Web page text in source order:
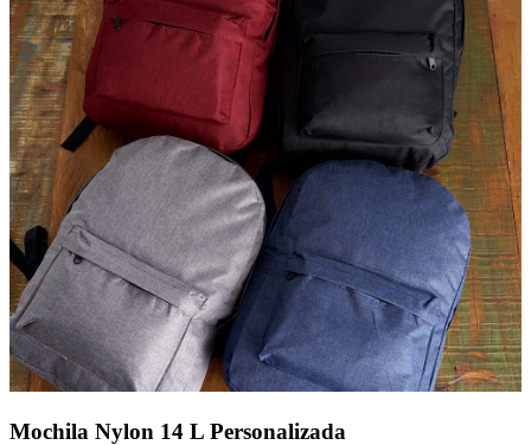
Mochila Nylon 14 L Personalizada